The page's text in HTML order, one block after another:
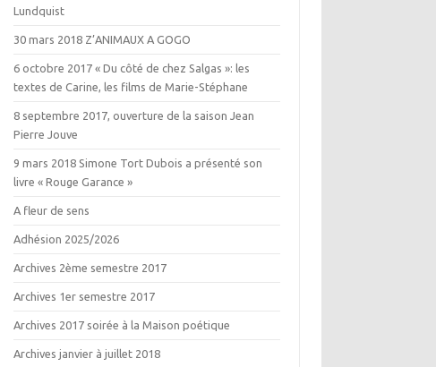
Lundquist
30 mars 2018 Z’ANIMAUX A GOGO
6 octobre 2017 « Du côté de chez Salgas »: les
textes de Carine, les films de Marie-Stéphane
8 septembre 2017, ouverture de la saison Jean
Pierre Jouve
9 mars 2018 Simone Tort Dubois a présenté son
livre « Rouge Garance »
A fleur de sens
Adhésion 2025/2026
Archives 2ème semestre 2017
Archives 1er semestre 2017
Archives 2017 soirée à la Maison poétique
Archives janvier à juillet 2018